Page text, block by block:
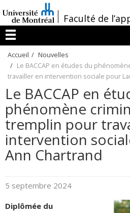
au
contenu
/Faculté de
Menu
Accueil
Nouvelles
Le BACCAP en études du
travailler en intervention sociale pour
Le BACCAP en
phénomène
tremplin pour
intervention
Ann Chartrand
5 septembre 2024
Diplômée du